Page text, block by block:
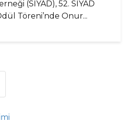
(SİYAD), 52. SİYAD
Töreni’nde Onur...